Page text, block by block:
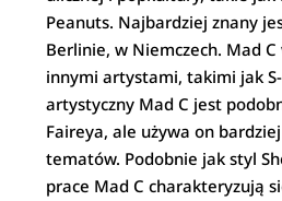
Peanuts. Najbardziej znany
Berlinie, w Niemczech. Mad C
innymi artystami, takimi jak
artystyczny Mad C jest
Faireya, ale używa on
tematów. Podobnie jak styl
prace Mad C charakteryzują